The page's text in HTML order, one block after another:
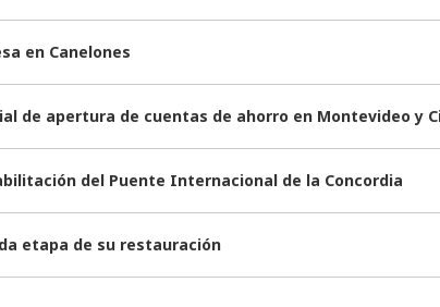
en Canelones
de apertura de cuentas de ahorro en Montevideo y
del Puente Internacional de la Concordia
etapa de su restauración